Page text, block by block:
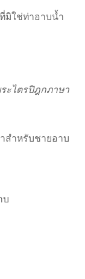
มิใช่ท่าอาบน้ำ
ะไตรปิฎกภาษา
สำหรับชายอาบ
บ